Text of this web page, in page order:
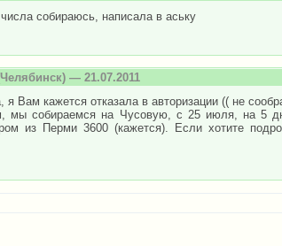
собираюсь, написала в аську
— 21.07.2011
я Вам кажется отказала в авторизации (( не
мы собираемся на Чусовую, с 25 июля, на 5
из Перми 3600 (кажется). Если хотите